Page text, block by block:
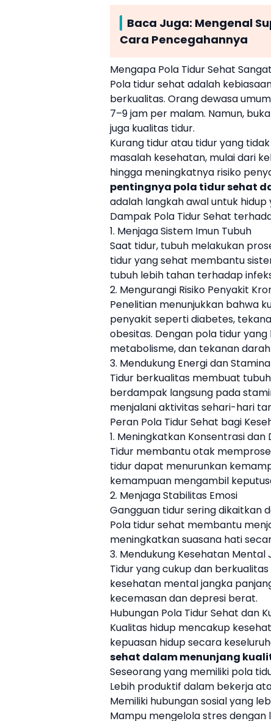
Baca Juga: Mengenal
Cara Pencegahannya
Mengapa Pola Tidur Sehat
Pola tidur sehat adalah
berkualitas. Orang dewasa
7–9 jam per malam. Namun,
juga kualitas tidur.
Kurang tidur atau tidur yang
masalah kesehatan, mulai dari
hingga meningkatnya risiko
pentingnya pola tidur sehat
adalah langkah awal untuk
Dampak Pola Tidur Sehat
1. Menjaga Sistem Imun Tubuh
Saat tidur, tubuh melakukan
tidur yang sehat membantu
tubuh lebih tahan terhadap
2. Mengurangi Risiko Penyakit
Penelitian menunjukkan bahwa
penyakit seperti diabetes,
obesitas. Dengan pola tidur
metabolisme, dan tekanan
3. Mendukung Energi dan
Tidur berkualitas membuat
berdampak langsung pada
menjalani aktivitas sehari-hari
Peran Pola Tidur Sehat bagi
1. Meningkatkan Konsentrasi dan
Tidur membantu otak
tidur dapat menurunkan
kemampuan mengambil
2. Menjaga Stabilitas Emosi
Gangguan tidur sering dikaitkan
Pola tidur sehat membantu
meningkatkan suasana hati
3. Mendukung Kesehatan Mental
Tidur yang cukup dan
kesehatan mental jangka
kecemasan dan depresi berat.
Hubungan Pola Tidur Sehat dan
Kualitas hidup mencakup
kepuasan hidup secara
sehat dalam menunjang
Seseorang yang memiliki pola
Lebih produktif dalam bekerja
Memiliki hubungan sosial yang
Mampu mengelola stres dengan